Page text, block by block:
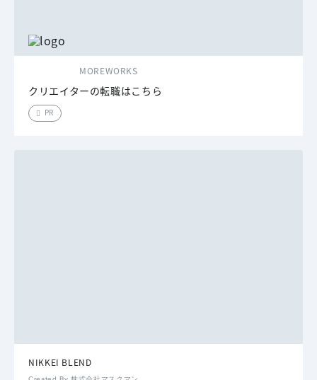
MOREWORKS
クリエイターの転職はこちら
PR
NIKKEI BLEND